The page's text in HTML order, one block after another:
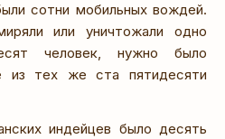
сотни мобильных вождей.
или уничтожали одно
человек, нужно было
из тех же ста пятидесяти
индейцев было десять